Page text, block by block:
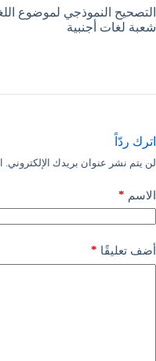
شعبة لغات أجنبية
اترك ردّاً
لن يتم نشر عنوان بريدك الإلكتروني.
الاسم *
أضف تعليقًا *